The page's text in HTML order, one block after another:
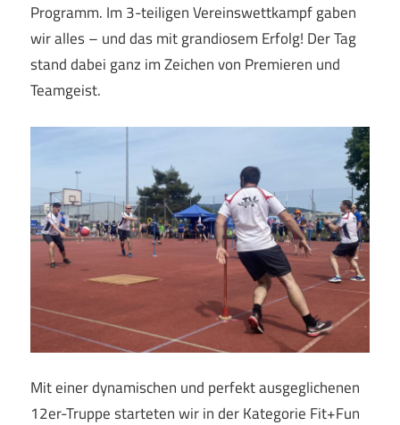
Programm. Im 3-teiligen Vereinswettkampf gaben
wir alles – und das mit grandiosem Erfolg! Der Tag
stand dabei ganz im Zeichen von Premieren und
Teamgeist.
Mit einer dynamischen und perfekt ausgeglichenen
12er-Truppe starteten wir in der Kategorie Fit+Fun